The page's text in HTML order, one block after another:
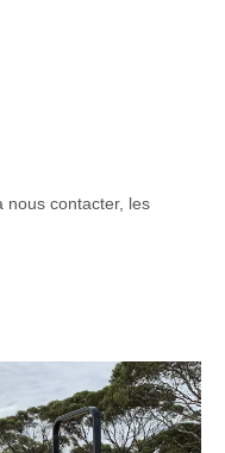
nous contacter, les